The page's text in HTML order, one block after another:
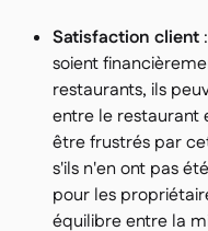
Satisfaction client
soient
restaurants, ils
entre le restaurant
être frustrés par
s'ils n'en ont pas
pour les
équilibre entre la